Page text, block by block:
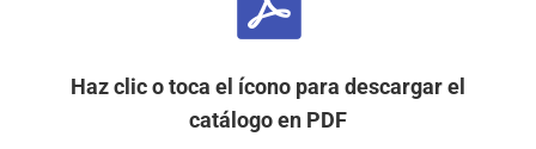
Haz clic o toca el ícono para descargar el
catálogo en PDF